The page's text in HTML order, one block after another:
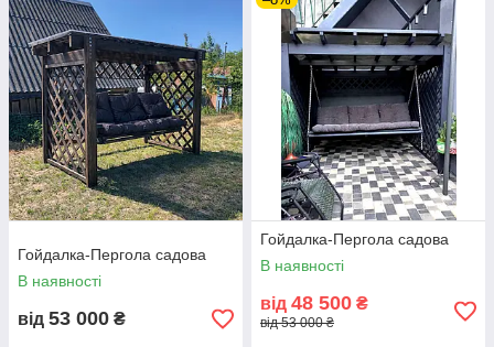
Гойдалка-Пергола садова
В наявності
від 53 000 ₴
Гойдалка-Пергола садова
В наявності
від 48 500 ₴
від 53 000 ₴